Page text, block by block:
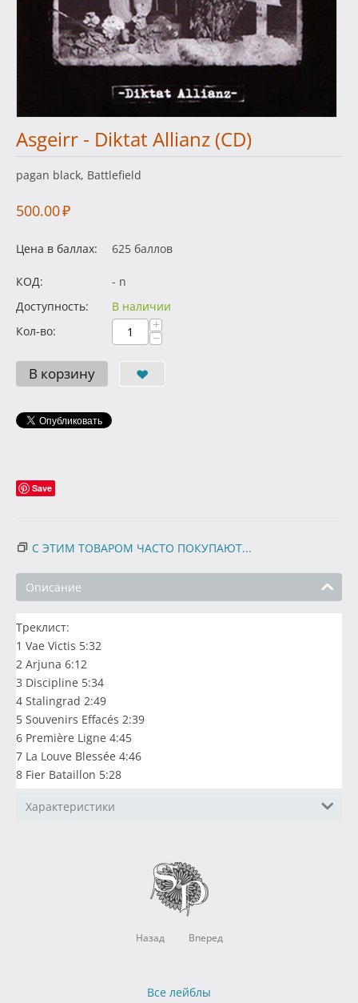
Asgeirr - Diktat Allianz (CD)
pagan black, Battlefield
500.00₽
Цена в баллах: 625 баллов
КОД:
- n
Доступность:
В наличии
Кол-во:
+
−
В корзину
Save
С ЭТИМ ТОВАРОМ ЧАСТО ПОКУПАЮТ...
Описание
Треклист:
1 Vae Victis 5:32
2 Arjuna 6:12
3 Discipline 5:34
4 Stalingrad 2:49
5 Souvenirs Effacés 2:39
6 Première Ligne 4:45
7 La Louve Blessée 4:46
8 Fier Bataillon 5:28
Характеристики
Назад Вперед
Все лейблы